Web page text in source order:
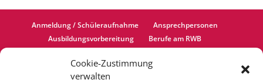
Cookie-Zustimmung
verwalten
Anmeldung / Schüleraufnahme
Ansprechpersonen
Ausbildungsvorbereitung
Berufe am RWB
Bildungsangebot
Cookie-Richtlinie (EU)
Datenschutzerklärung